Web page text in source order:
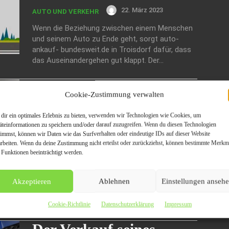
Cookie-Zustimmung verwalten
ein optimales Erlebnis zu bieten, verwenden wir Technologien wie Cookies, um
zu speichern und/oder darauf zuzugreifen. Wenn du diesen Technologien
können wir Daten wie das Surfverhalten oder eindeutige IDs auf dieser Website
Wenn du deine Zustimmung nicht erteilst oder zurückziehst, können bestimmte
beeinträchtigt werden.
Akzeptieren Ablehnen Einstellungen
Cookie-Richtlinie Datenschutzerklärung Impressum
AUTO UND VERKEHR 22. März 2023
Wenn die Beziehung zwischen einem Menschen
und seinem Auto zu Ende geht, sorgt auto-
ankauf- bundesweit.de in Troisdorf dafür, dass
das Auseinandergehen gut klappt. Der...
Autoankauf-live in
Troisdorf: Ihr mobiler
Gebrauchtwagenhändler
AUTO UND VERKEHR 23. Oktober 2022
Zuverlässigkeit, Pünktlichkeit, Transparenz: Wer
seinen Gebrauchtwagen verkaufen möchte,
erwartet genau das von seinem Händler. Wir von
Autoankauf-live in Troisdorf bieten das und
noch viel...